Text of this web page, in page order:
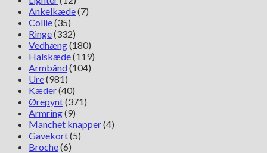
Ankelkæde(7)
Collie(35)
Ringe(332)
Vedhæng(180)
Halskæde(119)
Armbånd(104)
Ure(981)
Kæder(40)
Ørepynt(371)
Armring(9)
Manchet knapper(4)
Gavekort(5)
Broche(6)